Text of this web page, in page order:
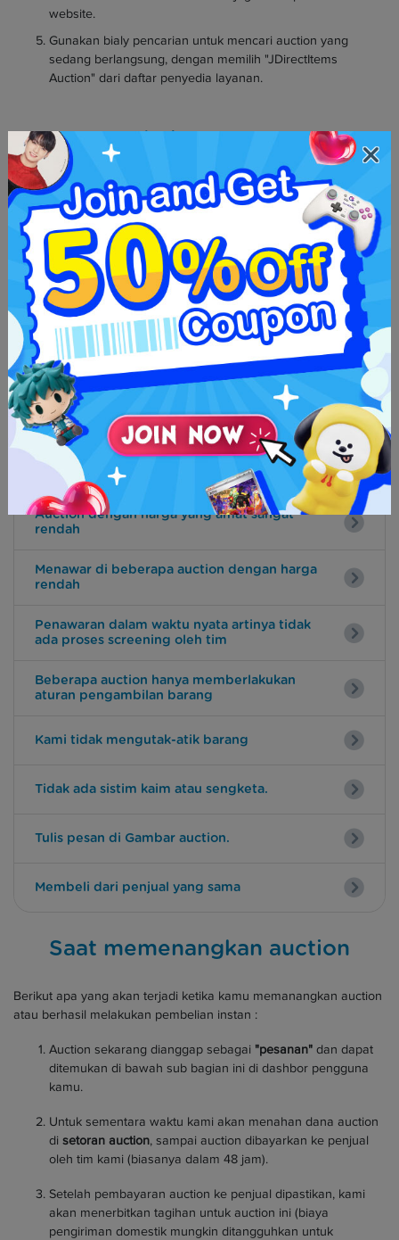
website.
Gunakan bialy pencarian untuk mencari auction yang
sedang berlangsung, dengan memilih "JDirectItems
Auction" dari daftar penyedia layanan.
Pencegahan umum
Pertama-tama, dan jika kamu belum
melakukannya, kami biasanya
merekomendasikan untuk membaca panduan
pelatihan baik yang kami miliki. Halaman ini
memberikan rangkuman mengenai apa yang
melekat di proxy secara umum dan bagaimana
cara menghindari perangkap umum di semua
toko .
Latihan baik Panduan
Auction dengan harga yang amat sangat
rendah
Menawar di beberapa auction dengan harga
rendah
Penawaran dalam waktu nyata artinya tidak
ada proses screening oleh tim
Beberapa auction hanya memberlakukan
aturan pengambilan barang
Kami tidak mengutak-atik barang
Tidak ada sistim kaim atau sengketa.
Tulis pesan di Gambar auction.
Membeli dari penjual yang sama
Saat memenangkan auction
Berikut apa yang akan terjadi ketika kamu memanangkan auction
atau berhasil melakukan pembelian instan :
Auction sekarang dianggap sebagai "pesanan" dan dapat
ditemukan di bawah sub bagian ini di dashbor pengguna
kamu.
Untuk sementara waktu kami akan menahan dana auction
di setoran auction, sampai auction dibayarkan ke penjual
oleh tim kami (biasanya dalam 48 jam).
Setelah pembayaran auction ke penjual dipastikan, kami
akan menerbitkan tagihan untuk auction ini (biaya
pengiriman domestik mungkin ditangguhkan untuk